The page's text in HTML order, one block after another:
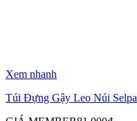
Xem nhanh
Túi Đựng Gậy Leo Núi Selpa